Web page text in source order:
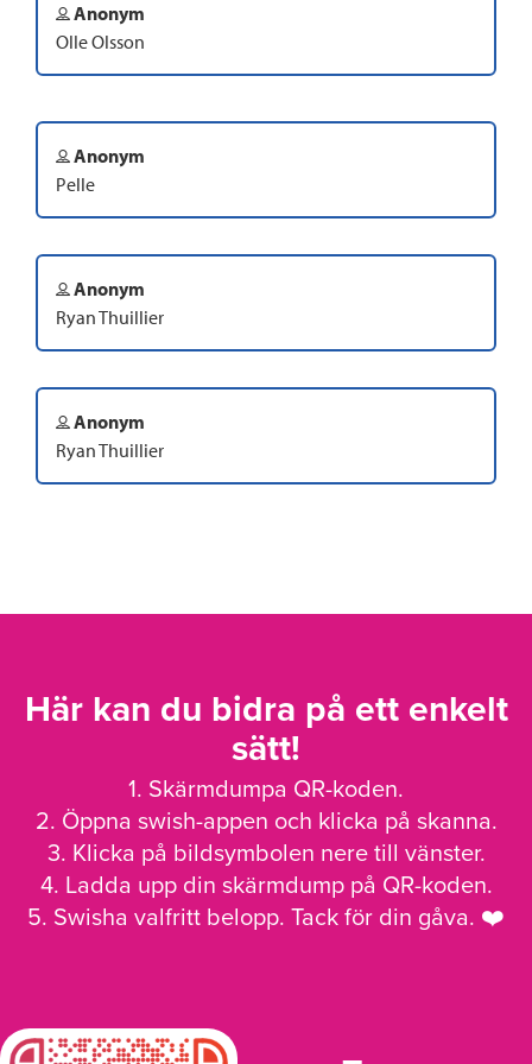
Anonym
Olle Olsson
Anonym
Pelle
Anonym
Ryan Thuillier
Anonym
Ryan Thuillier
Här kan du bidra på ett enkelt
sätt!
1. Skärmdumpa QR-koden.
2. Öppna swish-appen och klicka på skanna.
3. Klicka på bildsymbolen nere till vänster.
4. Ladda upp din skärmdump på QR-koden.
5. Swisha valfritt belopp. Tack för din gåva. ❤️